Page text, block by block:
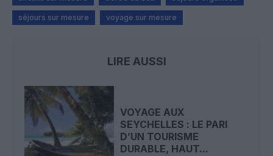
séjours sur mesure voyage sur mesure
LIRE AUSSI
VOYAGE AUX
SEYCHELLES : LE PARI
D’UN TOURISME
DURABLE, HAUT...